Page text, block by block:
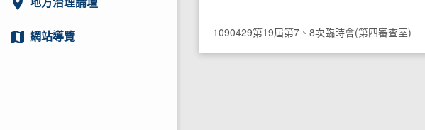
map 網站導覽 1090429第19屆第7、8次臨時會(第四審查室)